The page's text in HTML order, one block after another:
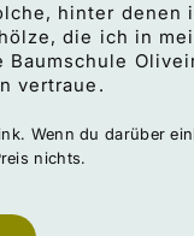
hinter denen
die ich in
vertraue.
Wenn du darüber
nichts.